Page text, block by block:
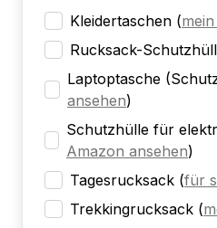
Kleidertaschen (
Rucksack-
Laptoptasche
ansehen)
Schutzhülle für
Amazon ansehen)
Tagesrucksack (für
Trekkingrucksack (